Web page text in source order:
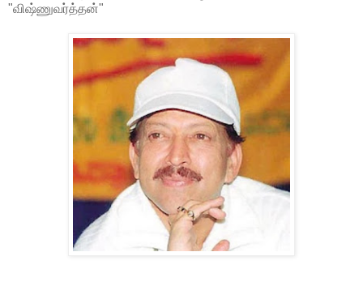
"விஷ்ணுவர்த்தன்"